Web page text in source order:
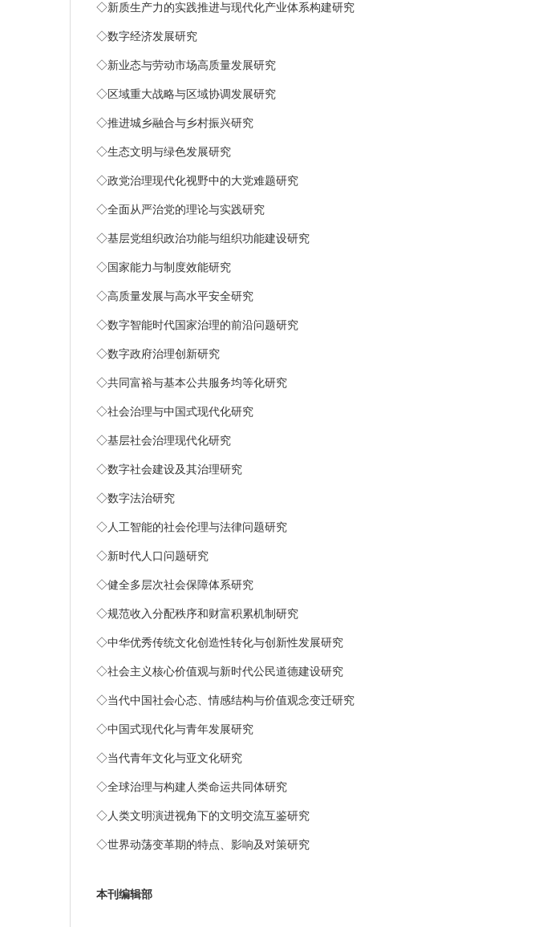
◇新质生产力的实践推进与现代化产业体系构建研究
◇数字经济发展研究
◇新业态与劳动市场高质量发展研究
◇ 区域重大战略与区域协调发展研究
◇推进城乡融合与乡村振兴研究
◇生态文明与绿色发展研究
◇政党治理现代化视野中的大党难题研究
◇全面从严治党的理论与实践研究
◇基层党组织政治功能与组织功能建设研究
◇ 国家能力与制度效能研究
◇高质量发展与高水平安全研究
◇数字智能时代国家治理的前沿问题研究
◇数字政府治理创新研究
◇共同富裕与基本公共服务均等化研究
◇社会治理与中国式现代化研究
◇基层社会治理现代化研究
◇数字社会建设及其治理研究
◇数字法治研究
◇人工智能的社会伦理与法律问题研究
◇新时代人口问题研究
◇健全多层次社会保障体系研究
◇规范收入分配秩序和财富积累机制研究
◇中华优秀传统文化创造性转化与创新性发展研究
◇社会主义核心价值观与新时代公民道德建设研究
◇当代中国社会心态、情感结构与价值观念变迁研究
◇中国式现代化与青年发展研究
◇当代青年文化与亚文化研究
◇全球治理与构建人类命运共同体研究
◇人类文明演进视角下的文明交流互鉴研究
◇世界动荡变革期的特点、影响及对策研究
本刊编辑部